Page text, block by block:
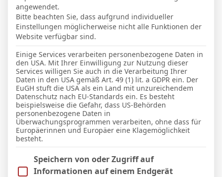
PREVIOUS ARTICLE
Kaiserstuhlstadion
NEXT ARTICLE
Micha Sassie
Website
WEITERE ARTIKEL
angewendet.
Bitte beachten Sie, dass aufgrund individueller
Einstellungen möglicherweise nicht alle Funktionen der
Website verfügbar sind.
Einige Services verarbeiten personenbezogene Daten in
den USA. Mit Ihrer Einwilligung zur Nutzung dieser
Services willigen Sie auch in die Verarbeitung Ihrer
Daten in den USA gemäß Art. 49 (1) lit. a GDPR ein. Der
EuGH stuft die USA als ein Land mit unzureichendem
Datenschutz nach EU-Standards ein. Es besteht
beispielsweise die Gefahr, dass US-Behörden
personenbezogene Daten in
Überwachungsprogrammen verarbeiten, ohne dass für
Europäerinnen und Europäer eine Klagemöglichkeit
besteht.
Im Folgenden finden Sie eine Liste der Zwecke des IAB
Speichern von oder Zugriff auf
Informationen auf einem Endgerät